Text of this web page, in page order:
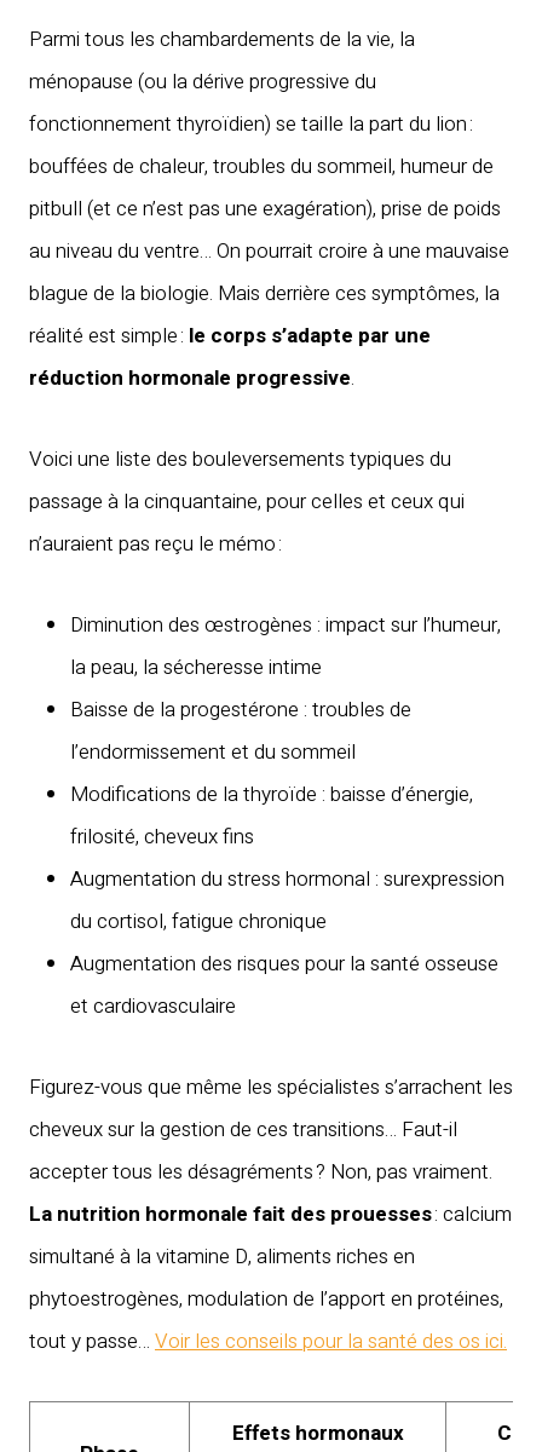
Parmi tous les chambardements de la vie, la
ménopause (ou la dérive progressive du
fonctionnement thyroïdien) se taille la part du lion :
bouffées de chaleur, troubles du sommeil, humeur de
pitbull (et ce n’est pas une exagération), prise de poids
au niveau du ventre… On pourrait croire à une mauvaise
blague de la biologie. Mais derrière ces symptômes, la
réalité est simple : le corps s’adapte par une
réduction hormonale progressive.
Voici une liste des bouleversements typiques du
passage à la cinquantaine, pour celles et ceux qui
n’auraient pas reçu le mémo :
Diminution des œstrogènes : impact sur l’humeur,
la peau, la sécheresse intime
Baisse de la progestérone : troubles de
l’endormissement et du sommeil
Modifications de la thyroïde : baisse d’énergie,
frilosité, cheveux fins
Augmentation du stress hormonal : surexpression
du cortisol, fatigue chronique
Augmentation des risques pour la santé osseuse
et cardiovasculaire
Figurez-vous que même les spécialistes s’arrachent les
cheveux sur la gestion de ces transitions… Faut-il
accepter tous les désagréments ? Non, pas vraiment.
La nutrition hormonale fait des prouesses: calcium
simultané à la vitamine D, aliments riches en
phytoestrogènes, modulation de l’apport en protéines,
tout y passe… Voir les conseils pour la santé des os ici.
Effets hormonaux